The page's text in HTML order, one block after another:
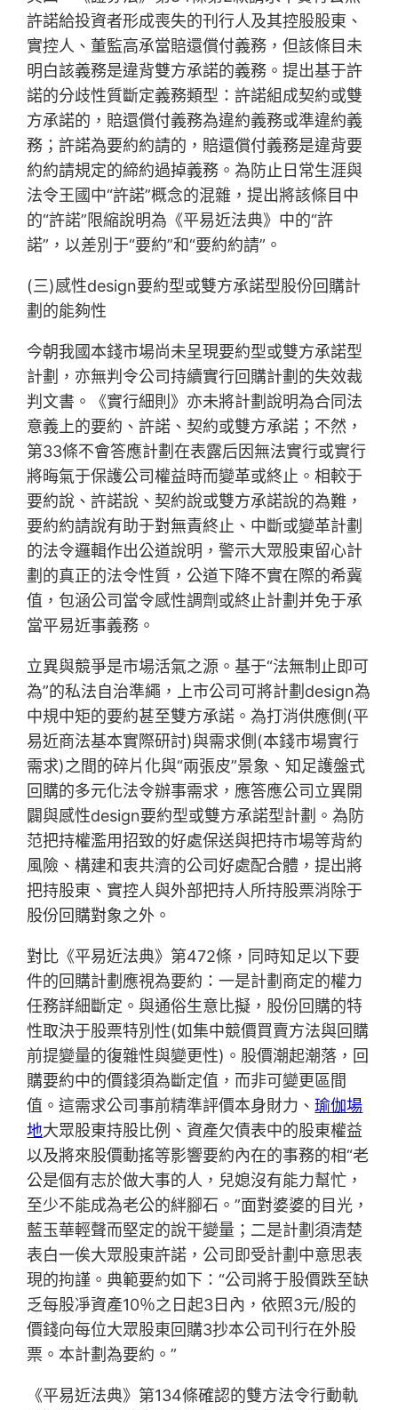
許諾給投資者形成喪失的刊行人及其控股股東、
實控人、董監高承當賠還償付義務，但該條目未
明白該義務是違背雙方承諾的義務。提出基于許
諾的分歧性質斷定義務類型：許諾組成契約或雙
方承諾的，賠還償付義務為違約義務或準違約義
務；許諾為要約約請的，賠還償付義務是違背要
約約請規定的締約過掉義務。為防止日常生涯與
法令王國中“許諾”概念的混雜，提出將該條目中
的“許諾”限縮說明為《平易近法典》中的“許
諾”，以差別于“要約”和“要約約請”。
(三)感性design要約型或雙方承諾型股份回購計
劃的能夠性
今朝我國本錢市場尚未呈現要約型或雙方承諾型
計劃，亦無判令公司持續實行回購計劃的失效裁
判文書。《實行細則》亦未將計劃說明為合同法
意義上的要約、許諾、契約或雙方承諾；不然，
第33條不會答應計劃在表露后因無法實行或實行
將晦氣于保護公司權益時而變革或終止。相較于
要約說、許諾說、契約說或雙方承諾說的為難，
要約約請說有助于對無責終止、中斷或變革計劃
的法令邏輯作出公道說明，警示大眾股東留心計
劃的真正的法令性質，公道下降不實在際的希冀
值，包涵公司當令感性調劑或終止計劃并免于承
當平易近事義務。
立異與競爭是市場活氣之源。基于“法無制止即可
為”的私法自治準繩，上市公司可將計劃design為
中規中矩的要約甚至雙方承諾。為打消供應側(平
易近商法基本實際研討)與需求側(本錢市場實行
需求)之間的碎片化與“兩張皮”景象、知足護盤式
回購的多元化法令辦事需求，應答應公司立異開
闢與感性design要約型或雙方承諾型計劃。為防
范把持權濫用招致的好處保送與把持市場等背約
風險、構建和衷共濟的公司好處配合體，提出將
把持股東、實控人與外部把持人所持股票消除于
股份回購對象之外。
對比《平易近法典》第472條，同時知足以下要
件的回購計劃應視為要約：一是計劃商定的權力
任務詳細斷定。與通俗生意比擬，股份回購的特
性取決于股票特別性(如集中競價買賣方法與回購
前提變量的復雜性與變更性)。股價潮起潮落，回
購要約中的價錢須為斷定值，而非可變更區間
值。這需求公司事前精準評價本身財力、瑜伽場
地大眾股東持股比例、資產欠債表中的股東權益
以及將來股價動搖等影響要約內在的事務的相“老
公是個有志於做大事的人，兒媳沒有能力幫忙，
至少不能成為老公的絆腳石。”面對婆婆的目光，
藍玉華輕聲而堅定的說干變量；二是計劃須清楚
表白一俟大眾股東許諾，公司即受計劃中意思表
現的拘謹。典範要約如下：“公司將于股價跌至缺
乏每股凈資產10％之日起3日內，依照3元/股的
價錢向每位大眾股東回購3抄本公司刊行在外股
票。本計劃為要約。”
《平易近法典》第134條確認的雙方法令行動軌